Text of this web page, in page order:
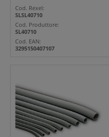
Cod. Rexel:
SLSL40710
Cod. Produttore:
SL40710
Cod. EAN:
3295150407107